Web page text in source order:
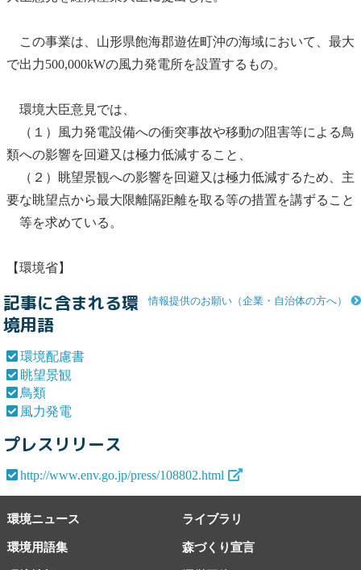
この事業は、山形県飽海郡遊佐町沖の海域において、最大
で出力500,000kWの風力発電所を設置するもの。
環境大臣意見では、
（１）
風力発電設備への衝突事故や移動の阻害等による鳥
類への影響を回避又は極力低減すること、
（２）
眺望景観への影響を回避又は極力低減するため、主
要な眺望点から最大限離隔距離を取る等の措置を講ずること
等を求めている。
【環境省】
情報提供のお願い（企業・自治体の方へ）
記事に含まれる環
境用語
環境配慮書
眺望景観
鳥類
風力発電
プレスリリース
http://www.env.go.jp/press/108802.html
環境ニュース ライブラリ
環境用語集 森づくり宣言